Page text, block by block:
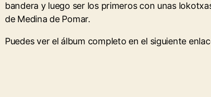
bandera y luego ser los primeros con unas
de Medina de Pomar.
Puedes ver el álbum completo en el siguiente